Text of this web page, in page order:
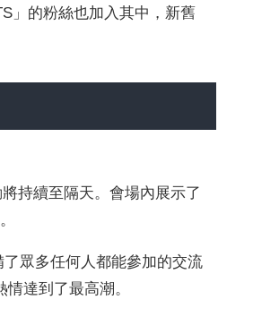
」的粉絲也加入其中，新舊
持續至隔天。會場內展示了
眾多任何人都能參加的交流
達到了最高潮。